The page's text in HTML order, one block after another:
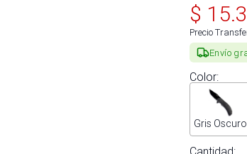
$
Precio
Envío
Color:
Gris Oscuro
Cantidad: